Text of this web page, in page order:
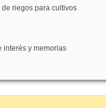
de Riegos
de riegos para cultivos
interés y memorias